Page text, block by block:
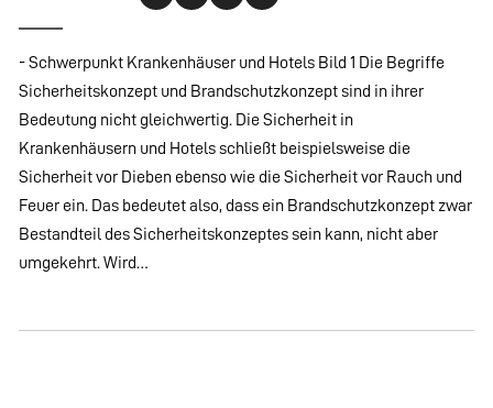
- Schwerpunkt Krankenhäuser und Hotels Bild 1 Die Begriffe
Sicherheitskonzept und Brandschutzkonzept sind in ihrer
Bedeutung nicht gleichwertig. Die Sicherheit in
Krankenhäusern und Hotels schließt beispielsweise die
Sicherheit vor Dieben ebenso wie die Sicherheit vor Rauch und
Feuer ein. Das bedeutet also, dass ein Brandschutzkonzept zwar
Bestandteil des Sicherheitskonzeptes sein kann, nicht aber
umgekehrt. Wird…